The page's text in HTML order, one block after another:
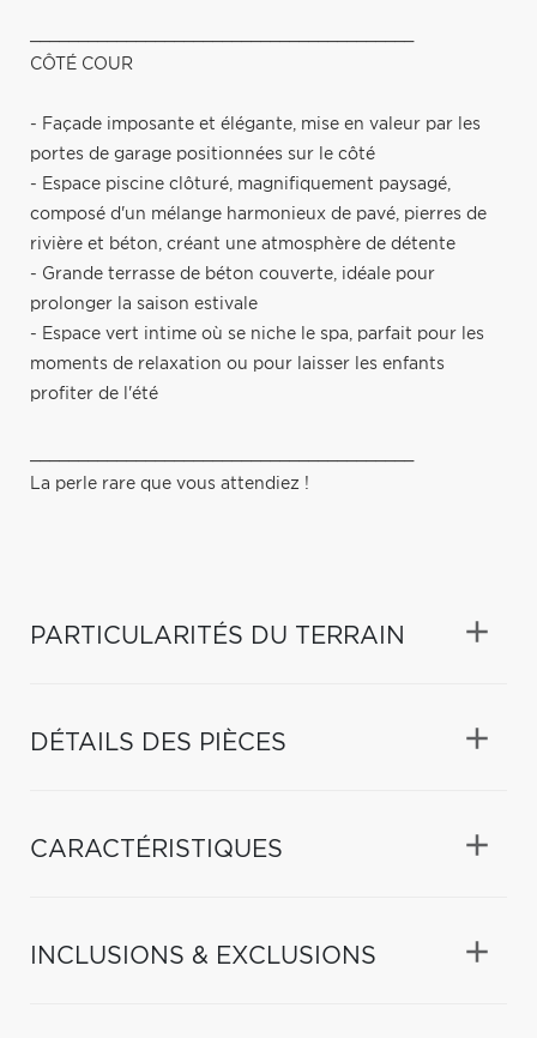
CÔTÉ COUR
- Façade imposante et élégante, mise en valeur par les
portes de garage positionnées sur le côté
- Espace piscine clôturé, magnifiquement paysagé,
composé d'un mélange harmonieux de pavé, pierres de
rivière et béton, créant une atmosphère de détente
- Grande terrasse de béton couverte, idéale pour
prolonger la saison estivale
- Espace vert intime où se niche le spa, parfait pour les
moments de relaxation ou pour laisser les enfants
profiter de l'été
La perle rare que vous attendiez !
PARTICULARITÉS DU TERRAIN
DÉTAILS DES PIÈCES
CARACTÉRISTIQUES
INCLUSIONS & EXCLUSIONS